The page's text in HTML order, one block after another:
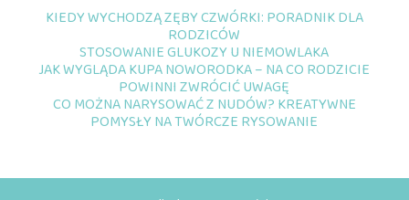
KIEDY WYCHODZĄ ZĘBY CZWÓRKI: PORADNIK DLA
RODZICÓW
STOSOWANIE GLUKOZY U NIEMOWLAKA
JAK WYGLĄDA KUPA NOWORODKA – NA CO RODZICIE
POWINNI ZWRÓCIĆ UWAGĘ
CO MOŻNA NARYSOWAĆ Z NUDÓW? KREATYWNE
POMYSŁY NA TWÓRCZE RYSOWANIE